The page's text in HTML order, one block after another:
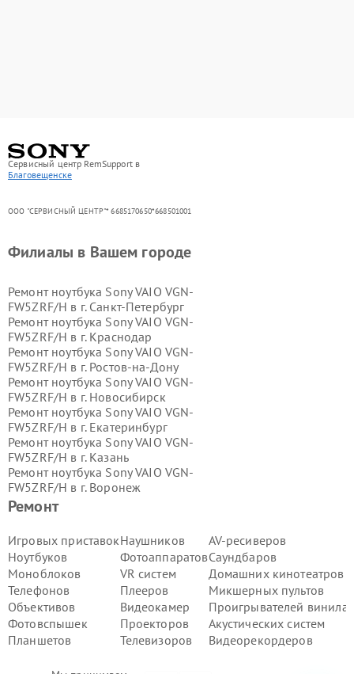
Сервисный центр RemSupport в
Благовещенске
ООО "СЕРВИСНЫЙ ЦЕНТР"* 6685170650*668501001
Ремонт
Игровых приставок
Ноутбуков
Моноблоков
Телефонов
Объективов
Фотовспышек
Планшетов
Наушников
Фотоаппаратов
VR систем
Плееров
Видеокамер
Проекторов
Телевизоров
AV-ресиверов
Саундбаров
Домашних кинотеатров
Микшерных пультов
Проигрывателей винила
Акустических систем
Видеорекордеров
Филиалы в Вашем городе
Ремонт ноутбука Sony VAIO VGN-
FW5ZRF/H в г. Санкт-Петербург
Ремонт ноутбука Sony VAIO VGN-
FW5ZRF/H в г. Краснодар
Ремонт ноутбука Sony VAIO VGN-
FW5ZRF/H в г. Ростов-на-Дону
Ремонт ноутбука Sony VAIO VGN-
FW5ZRF/H в г. Новосибирск
Ремонт ноутбука Sony VAIO VGN-
FW5ZRF/H в г. Екатеринбург
Ремонт ноутбука Sony VAIO VGN-
FW5ZRF/H в г. Казань
Ремонт ноутбука Sony VAIO VGN-
FW5ZRF/H в г. Воронеж
Ремонт ноутбука Sony VAIO VGN-
FW5ZRF/H в г.
FW5ZRF/H в г.Самара
Ремонт ноутбука Sony VAIO VGN-
FW5ZRF/H в г.
Пермь
Ремонт ноутбука Sony VAIO VGN-
FW5ZRF/H в г.
Красноярск
Ремонт ноутбука Sony VAIO VGN-
FW5ZRF/H в г.
Ижевск
Ремонт ноутбука Sony VAIO VGN-
FW5ZRF/H в г.